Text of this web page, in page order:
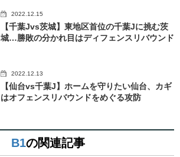
2022.12.15
【千葉Jvs茨城】東地区首位の千葉Jに挑む茨
城…勝敗の分かれ目はディフェンスリバウンド
2022.12.13
【仙台vs千葉J】ホームを守りたい仙台、カギ
はオフェンスリバウンドをめぐる攻防
B1の関連記事